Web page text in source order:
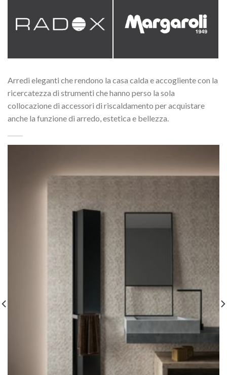
Arredi eleganti che rendono la casa calda e accogliente con la
ricercatezza di strumenti che hanno perso la sola
collocazione di accessori di riscaldamento per acquistare
anche la funzione di arredo, estetica e bellezza.